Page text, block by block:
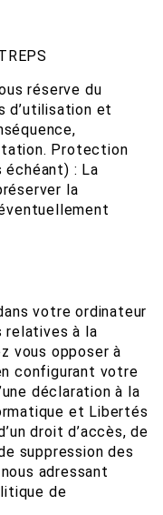
réserve du
d’utilisation et
Protection
échéant) : La
la
votre ordinateur
relatives à la
vous opposer à
configurant votre
déclaration à la
et Libertés
droit d’accès, de
suppression des
adressant
de